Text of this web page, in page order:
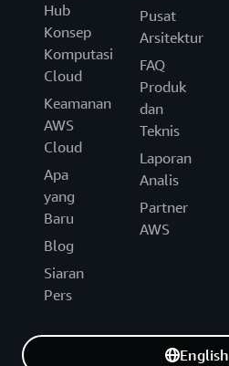
Hub
Konsep
Komputasi
Cloud
Keamanan
AWS
Cloud
Apa
yang
Baru
Blog
Siaran
Pers
Pusat
Arsitektur
FAQ
Produk
dan
Teknis
Laporan
Analis
Partner
AWS
English